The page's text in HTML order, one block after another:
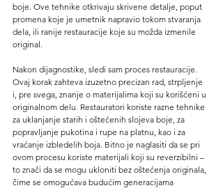
boje. Ove tehnike otkrivaju skrivene detalje, poput
promena koje je umetnik napravio tokom stvaranja
dela, ili ranije restauracije koje su možda izmenile
original.
Nakon dijagnostike, sledi sam proces restauracije.
Ovaj korak zahteva izuzetno precizan rad, strpljenje
i, pre svega, znanje o materijalima koji su korišćeni u
originalnom delu. Restauratori koriste razne tehnike
za uklanjanje starih i oštećenih slojeva boje, za
popravljanje pukotina i rupe na platnu, kao i za
vraćanje izbledelih boja. Bitno je naglasiti da se pri
ovom procesu koriste materijali koji su reverzibilni –
to znači da se mogu ukloniti bez oštećenja originala,
čime se omogućava budućim generacijama